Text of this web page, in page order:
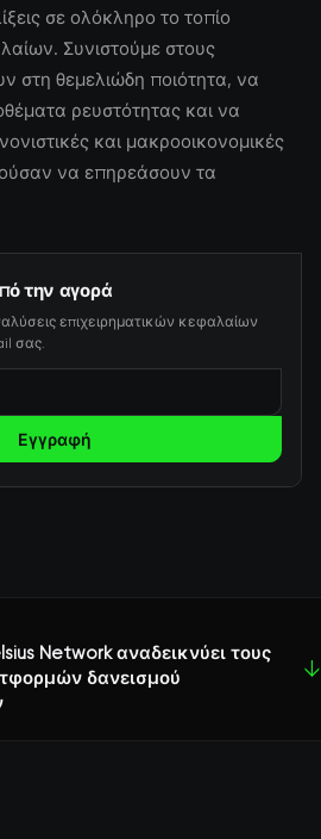
σε ολόκληρο το τοπίο
Συνιστούμε στους
στη θεμελιώδη ποιότητα, να
ρευστότητας και να
και μακροοικονομικές
να επηρεάσουν τα
την αγορά
επιχειρηματικών κεφαλαίων
σας.
Εγγραφή
Network αναδεικνύει τους
δανεισμού
↓